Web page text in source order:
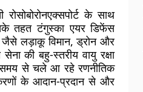
के साथ
तहत टंगुस्का एयर डिफेंस
जैसे लड़ाकू विमान, ड्रोन और
की बहु-स्तरीय वायु रक्षा
से चले आ रहे रणनीतिक
के आदान-प्रदान से और